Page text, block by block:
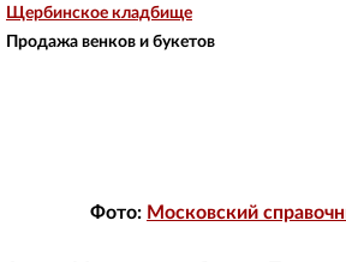
Продажа венков и букетов
Фото: Московский